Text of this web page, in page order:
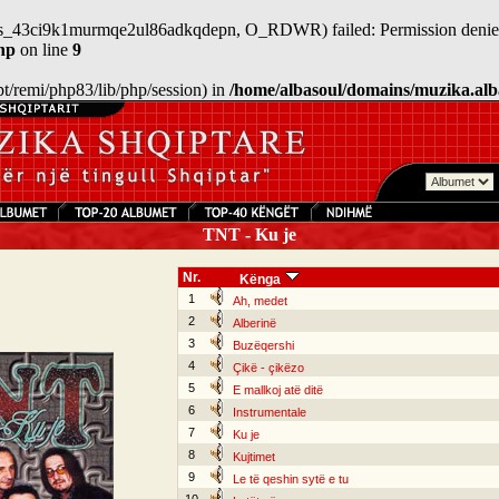
O_RDWR) failed: Permission
on line 9
remi/php83/lib/php/session) in /home/albasoul/domains/
TNT - Ku je
Nr. Kënga
1
Ah, medet
2
Alberinë
3
Buzëqershi
4
Çikë - çikëzo
5
E mallkoj atë ditë
6
Instrumentale
7
Ku je
8
Kujtimet
9
Le të qeshin sytë e tu